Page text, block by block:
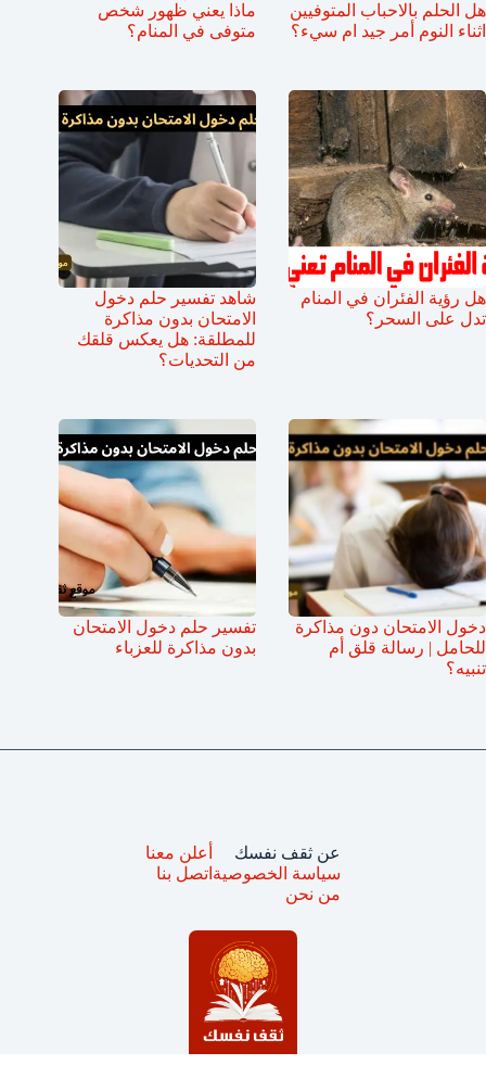
هل الحلم بالاحباب المتوفيين
اثناء النوم أمر جيد ام سيء؟
ماذا يعني ظهور شخص
متوفى في المنام؟
هل رؤية الفئران في المنام
تدل على السحر؟
شاهد تفسير حلم دخول
الامتحان بدون مذاكرة
للمطلقة: هل يعكس قلقك
من التحديات؟
دخول الامتحان دون مذاكرة
للحامل | رسالة قلق أم
تنبيه؟
تفسير حلم دخول الامتحان
بدون مذاكرة للعزباء
عن ثقف نفسك
سياسة الخصوصية
من نحن
أعلن معنا
اتصل بنا